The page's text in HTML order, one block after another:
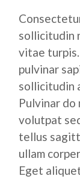
sollicitudin
vitae
pulvinar
sollicitudin
Pulvinar
volutpat
tellus
ullam
Eget